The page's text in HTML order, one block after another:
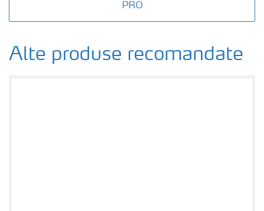
PRO
Alte produse recomandate